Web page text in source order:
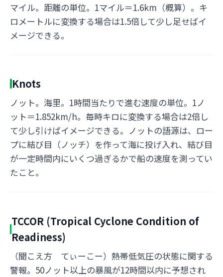
マイル。距離の単位。1マイル＝1.6km（概算）。キ
ロメートルに変換する場合は1.5倍して少し足せばイ
メージできる。
Knots
ノット。海里。1時間当たりで進む速度の単位。1ノ
ット＝1.852km/h。毎時キロに変換する場合は2倍し
て少し引けばイメージできる。ノットの語源は、ロー
プに結び目（ノッチ）を作って海に投げ入れ、結び目
が一定時間内にいくつ過ぎるかで船の速度を測ってい
たこと。
TCCOR (Tropical Cyclone Condition of
Readiness)
（聞こえ方 てぃーこー）熱帯低気圧の状態に関する
警報。50ノット以上の暴風が12時間以内に予想され